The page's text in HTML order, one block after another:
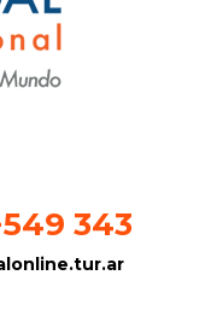
la
página
de
producto
343